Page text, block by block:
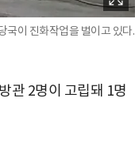
국이 진화작업을 벌이고 있다.
관 2명이 고립돼 1명